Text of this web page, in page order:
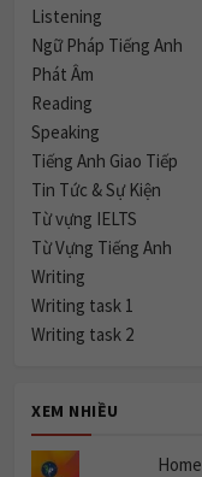
Listening
Ngữ Pháp Tiếng Anh
Phát Âm
Reading
Speaking
Tiếng Anh Giao Tiếp
Tin Tức & Sự Kiện
Từ vựng IELTS
Từ Vựng Tiếng Anh
Writing
Writing task 1
Writing task 2
XEM NHIỀU
Home